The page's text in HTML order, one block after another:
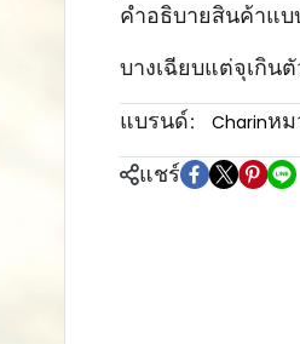
คำอธิบายสินค้าแบ
บางเฉียบแต่จุเกินตั
แบรนด์:
Charinห
แชร์